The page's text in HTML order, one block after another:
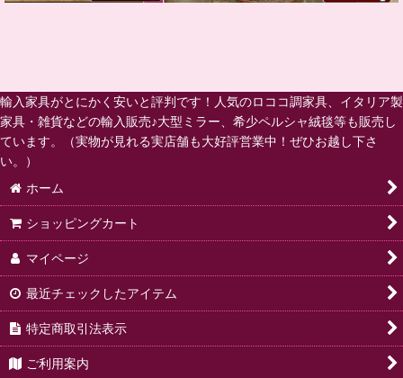
輸入家具がとにかく安いと評判です！人気のロココ調家具、イタリア製
家具・雑貨などの輸入販売♪大型ミラー、希少ペルシャ絨毯等も販売し
ています。（実物が見れる実店舗も大好評営業中！ぜひお越し下さ
い。）
ホーム
ショッピングカート
マイページ
最近チェックしたアイテム
特定商取引法表示
ご利用案内